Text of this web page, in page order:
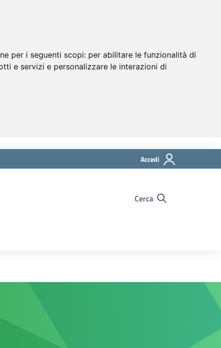
per i seguenti scopi: per abilitare le funzionalità di
e servizi e personalizzare le interazioni di
Accedi
Cerca